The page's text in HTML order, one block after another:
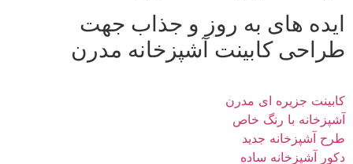
ایده های به روز و جذاب جهت
طراحی کابینت آشپزخانه مدرن
کابینت جزیره ای مدرن
آشپزخانه با رنگ خاص
طرح آشپزخانه جدید
دکور آشپزخانه ساده